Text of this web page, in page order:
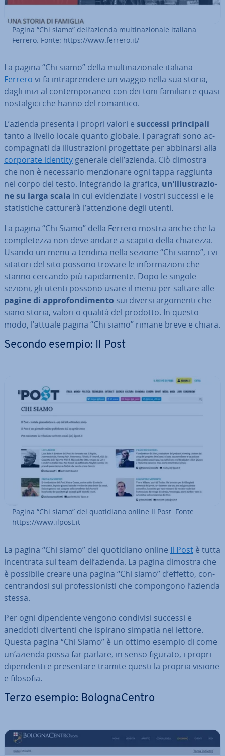
Pagina “Chi siamo” dell’azienda mul­ti­na­zio­na­le italiana
Ferrero. Fonte: https://www.ferrero.it/
La pagina “Chi siamo” della mul­ti­na­zio­na­le italiana
Ferrero vi fa in­tra­pren­de­re un viaggio nella sua storia,
dagli inizi al con­tem­po­ra­neo con dei toni familiari e quasi
no­stal­gi­ci che hanno del romantico.
L’azienda presenta i propri valori e successi prin­ci­pa­li
tanto a livello locale quanto globale. I paragrafi sono ac­
com­pa­gna­ti da il­lu­stra­zio­ni pro­get­ta­te per abbinarsi alla
corporate identity generale dell’azienda. Ciò dimostra
che non è ne­ces­sa­rio men­zio­na­re ogni tappa raggiunta
nel corpo del testo. In­te­gran­do la grafica, un’il­lu­stra­zio­
ne su larga scala in cui evi­den­zia­te i vostri successi e le
sta­ti­sti­che catturerà l’at­ten­zio­ne degli utenti.
La pagina “Chi Siamo” della Ferrero mostra anche che la
com­ple­tez­za non deve andare a scapito della chiarezza.
Usando un menu a tendina nella sezione “Chi siamo”, i vi­
si­ta­to­ri del sito possono trovare le in­for­ma­zio­ni che
stanno cercando più ra­pi­da­men­te. Dopo le singole
sezioni, gli utenti possono usare il menu per saltare alle
pagine di ap­pro­fon­di­men­to sui diversi argomenti che
siano storia, valori o qualità del prodotto. In questo
modo, l’attuale pagina “Chi siamo” rimane breve e chiara.
Secondo esempio: Il Post
Pagina “Chi siamo” del quo­ti­dia­no online Il Post. Fonte:
https://www.ilpost.it
La pagina “Chi siamo” del quo­ti­dia­no online Il Post è tutta
in­cen­tra­ta sul team dell’azienda. La pagina dimostra che
è possibile creare una pagina “Chi siamo” d’effetto, con­
cen­tran­do­si sui pro­fes­sio­ni­sti che com­pon­go­no l’azienda
stessa.
Per ogni di­pen­den­te vengono condivisi successi e
aneddoti di­ver­ten­ti che ispirano simpatia nel lettore.
Questa pagina “Chi Siamo” è un ottimo esempio di come
un’azienda possa far parlare, in senso figurato, i propri
di­pen­den­ti e pre­sen­ta­re tramite questi la propria visione
e filosofia.
Terzo esempio: Bo­lo­gna­Cen­tro